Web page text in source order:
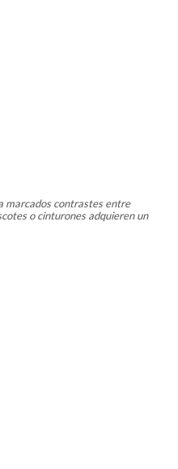
marcados contrastes entre
o cinturones adquieren un